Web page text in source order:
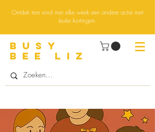
Ontdek tem eind mei elke week een andere actie met
leuke kortingen.
BUsY
BEE LIZ